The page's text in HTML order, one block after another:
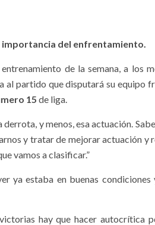
importancia del enfrentamiento.
de la semana, a los
al partido que disputará su equipo
15 de liga.
y menos, esa actuación.
y tratar de mejorar actuación y
vamos a clasificar.”
ya estaba en buenas condiciones
hay que hacer autocrítica